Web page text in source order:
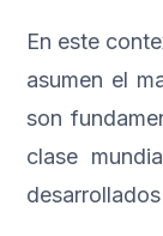
En este
asumen el
son
clase